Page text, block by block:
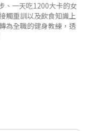
、一天吃1200大卡的女
觸重訓以及飲食知識上
為全職的健身教練，透